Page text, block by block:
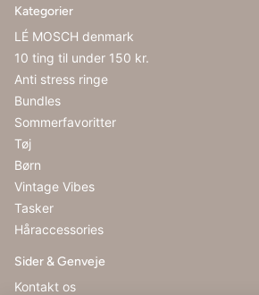
Kategorier
LÉ MOSCH denmark
10 ting til under 150 kr.
Anti stress ringe
Bundles
Sommerfavoritter
Tøj
Børn
Vintage Vibes
Tasker
Håraccessories
Sider & Genveje
Kontakt os